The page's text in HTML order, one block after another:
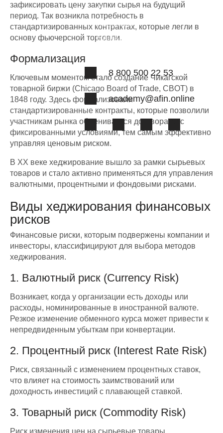
Отзывы
Лицензии
Наша команда
8 800 500 22 53
academy@afin.online
зафиксировать цену закупки сырья на будущий
период. Так возникла потребность в
стандартизированных контрактах, которые легли в
основу фьючерсной торговли.
Формализация
Ключевым моментом стало создание Чикагской
товарной биржи (Chicago Board of Trade, CBOT) в
1848 году. Здесь формализовали
стандартизированные контракты, которые позволили
участникам рынка обмениваться договорами с
фиксированными условиями, тем самым эффективно
управляя ценовым риском.
В XX веке хеджирование вышло за рамки сырьевых
товаров и стало активно применяться для управления
валютными, процентными и фондовыми рисками.
Виды хеджирования финансовых
рисков
Финансовые риски, которым подвержены компании и
инвесторы, классифицируют для выбора методов
хеджирования.
1. Валютный риск (Currency Risk)
Возникает, когда у организации есть доходы или
расходы, номинированные в иностранной валюте.
Резкое изменение обменного курса может привести к
непредвиденным убыткам при конвертации.
2. Процентный риск (Interest Rate Risk)
Риск, связанный с изменением процентных ставок,
что влияет на стоимость заимствований или
доходность инвестиций с плавающей ставкой.
3. Товарный риск (Commodity Risk)
Риск изменения цен на сырьевые товары,